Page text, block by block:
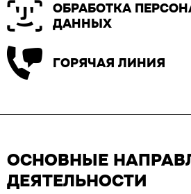
ОБРАБОТКА
ДАННЫХ
ГОРЯЧАЯ ЛИНИЯ
ОСНОВНЫЕ
ДЕЯТЕЛЬНОСТИ